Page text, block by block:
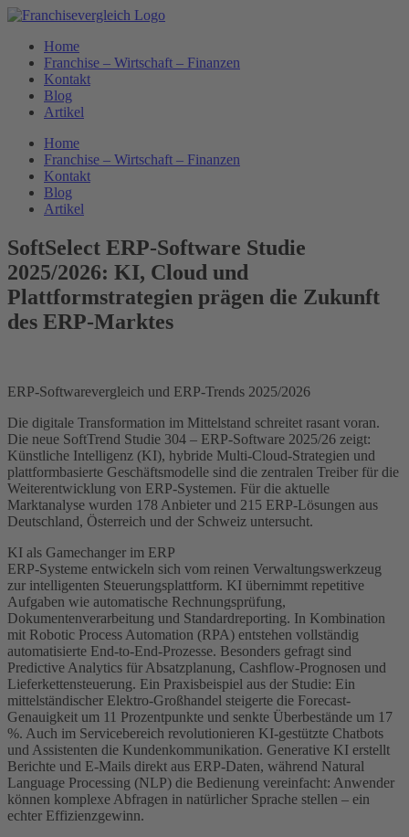
Zum
springenHome
Franchise – Wirtschaft – Finanzen
Kontakt
Blog
Artikel
Home
Franchise – Wirtschaft – Finanzen
Kontakt
Blog
Artikel
SoftSelect ERP-Software Studie
2025/2026: KI, Cloud und
Plattformstrategien prägen die Zukunft
des ERP-Marktes
ERP-Softwarevergleich und ERP-Trends 2025/2026
Die digitale Transformation im Mittelstand schreitet rasant voran.
Die neue SoftTrend Studie 304 – ERP-Software 2025/26 zeigt:
Künstliche Intelligenz (KI), hybride Multi-Cloud-Strategien und
plattformbasierte Geschäftsmodelle sind die zentralen Treiber für die
Weiterentwicklung von ERP-Systemen. Für die aktuelle
Marktanalyse wurden 178 Anbieter und 215 ERP-Lösungen aus
Deutschland, Österreich und der Schweiz untersucht.
KI als Gamechanger im ERP
ERP-Systeme entwickeln sich vom reinen Verwaltungswerkzeug
zur intelligenten Steuerungsplattform. KI übernimmt repetitive
Aufgaben wie automatische Rechnungsprüfung,
Dokumentenverarbeitung und Standardreporting. In Kombination
mit Robotic Process Automation (RPA) entstehen vollständig
automatisierte End-to-End-Prozesse. Besonders gefragt sind
Predictive Analytics für Absatzplanung, Cashflow-Prognosen und
Lieferkettensteuerung. Ein Praxisbeispiel aus der Studie: Ein
mittelständischer Elektro-Großhandel steigerte die Forecast-
Genauigkeit um 11 Prozentpunkte und senkte Überbestände um 17
%. Auch im Servicebereich revolutionieren KI-gestützte Chatbots
und Assistenten die Kundenkommunikation. Generative KI erstellt
Berichte und E-Mails direkt aus ERP-Daten, während Natural
Language Processing (NLP) die Bedienung vereinfacht: Anwender
können komplexe Abfragen in natürlicher Sprache stellen – ein
echter Effizienzgewinn.